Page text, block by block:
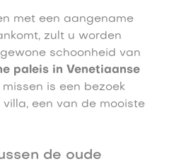
met een aangename
zult u worden
schoonheid van
paleis in Venetiaanse
is een bezoek
een van de mooiste
de oude